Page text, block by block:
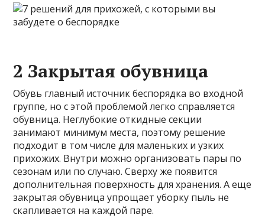
2 Закрытая обувница
Обувь главный источник беспорядка во входной
группе, но с этой проблемой легко справляется
обувница. Неглубокие откидные секции
занимают минимум места, поэтому решение
подходит в том числе для маленьких и узких
прихожих. Внутри можно организовать пары по
сезонам или по случаю. Сверху же появится
дополнительная поверхность для хранения. А еще
закрытая обувница упрощает уборку пыль не
скапливается на каждой паре.